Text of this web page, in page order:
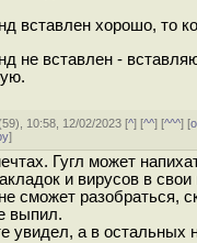
вставлен хорошо, то
не вставлен -
59), 10:58, 12/02/2023 [^] [^^] [^^^] [
]
Гугл может
и вирусов в
сможет разобраться,
выпил.
увидел, а в остальных